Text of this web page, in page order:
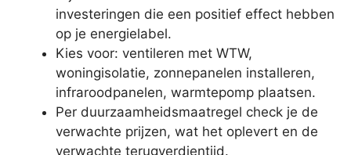
investeringen die een positief effect hebben
op je energielabel.
Kies voor: ventileren met WTW,
woningisolatie, zonnepanelen installeren,
infraroodpanelen, warmtepomp plaatsen.
Per duurzaamheidsmaatregel check je de
verwachte prijzen, wat het oplevert en de
verwachte terugverdientijd.